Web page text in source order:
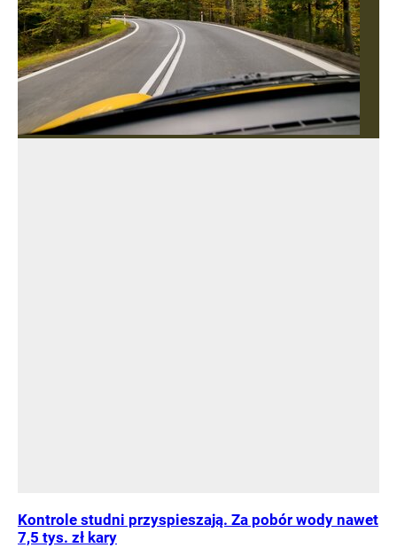
Kontrole studni przyspieszają. Za pobór wody nawet
7,5 tys. zł kary